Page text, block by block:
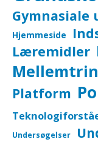
Gymnasiale
Hjemmeside
Læremidler
Mellemtrin
Platform
Undersøgelser